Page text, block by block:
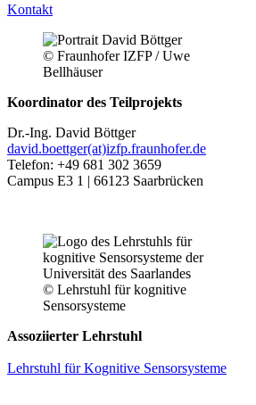
Kontakt
© Fraunhofer IZFP / Uwe
Bellhäuser
Koordinator des Teilprojekts
Dr.-Ing. David Böttger
david.boettger(at)izfp.fraunhofer.de
Telefon: +49 681 302 3659
Campus E3 1 | 66123 Saarbrücken
© Lehrstuhl für kognitive
Sensorsysteme
Assoziierter Lehrstuhl
Lehrstuhl für Kognitive Sensorsysteme